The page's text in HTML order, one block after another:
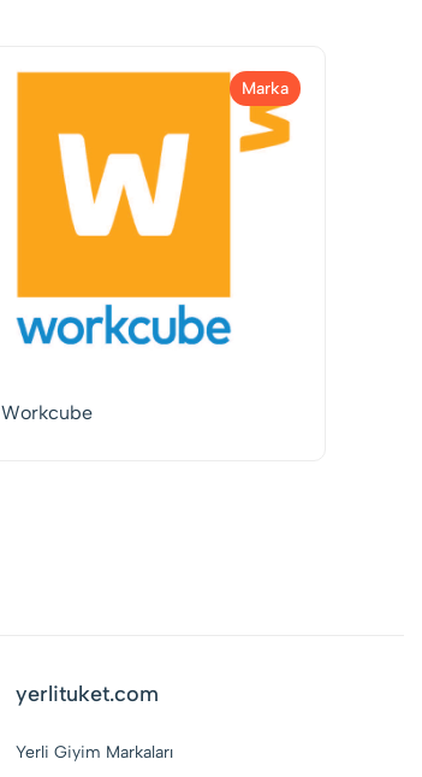
Marka
Workcube
yerlituket.com
Yerli Giyim Markaları